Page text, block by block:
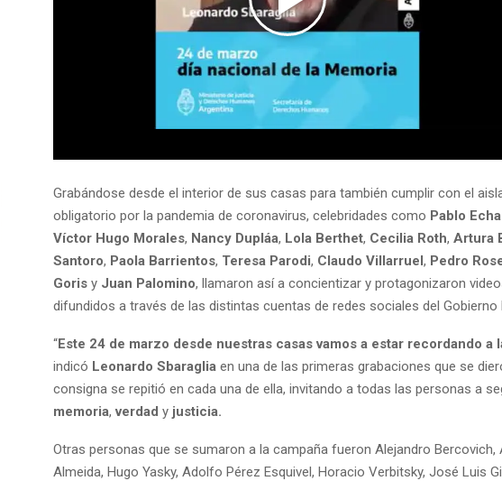
Grabándose desde el interior de sus casas para también cumplir con el
obligatorio por la pandemia de coronavirus, celebridades como Pablo
Víctor Hugo Morales, Nancy Dupláa, Lola Berthet, Cecilia Roth, Artura
Santoro, Paola Barrientos, Teresa Parodi, Claudo Villarruel, Pedro
Goris y Juan Palomino, llamaron así a concientizar y protagonizaron
difundidos a través de las distintas cuentas de redes sociales del Gobierno
“Este 24 de marzo desde nuestras casas vamos a estar recordando a
indicó Leonardo Sbaraglia en una de las primeras grabaciones que se
consigna se repitió en cada una de ella, invitando a todas las personas a
memoria,verdad y justicia.
Otras personas que se sumaron a la campaña fueron Alejandro Bercovich,
Almeida, Hugo Yasky, Adolfo Pérez Esquivel, Horacio Verbitsky, José Luis